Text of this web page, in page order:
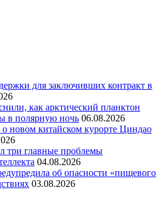
для заключивших контракт в
как арктический планктон
в полярную ночь 06.08.2026
о новом китайском курорте Циндао
три главные проблемы
04.08.2026
об опасности «пищевого
03.08.2026